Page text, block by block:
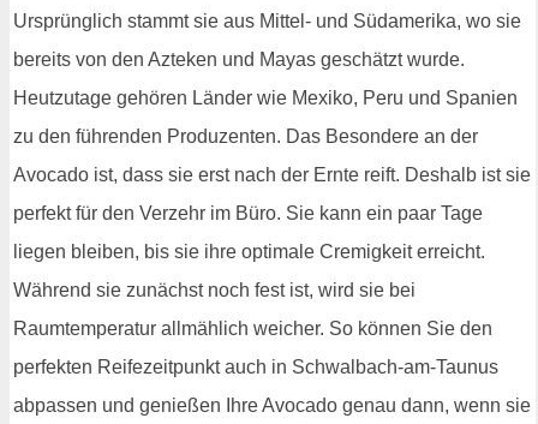
Ursprünglich stammt sie aus Mittel- und Südamerika, wo sie
bereits von den Azteken und Mayas geschätzt wurde.
Heutzutage gehören Länder wie Mexiko, Peru und Spanien
zu den führenden Produzenten. Das Besondere an der
Avocado ist, dass sie erst nach der Ernte reift. Deshalb ist sie
perfekt für den Verzehr im Büro. Sie kann ein paar Tage
liegen bleiben, bis sie ihre optimale Cremigkeit erreicht.
Während sie zunächst noch fest ist, wird sie bei
Raumtemperatur allmählich weicher. So können Sie den
perfekten Reifezeitpunkt auch in Schwalbach-am-Taunus
abpassen und genießen Ihre Avocado genau dann, wenn sie